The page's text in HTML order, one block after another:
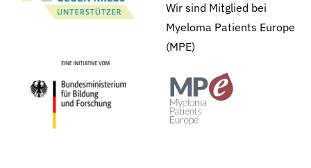
Wir sind Mitglied bei
Myeloma Patients Europe
(MPE)